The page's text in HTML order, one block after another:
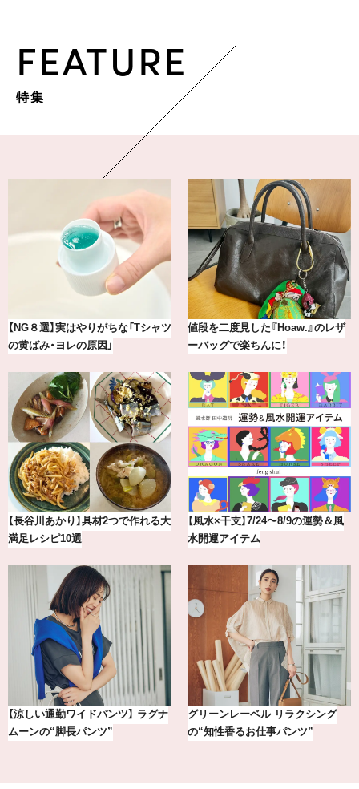
FEATURE
特集
最新版！東京都内のおしゃれな朝活
カフェ＆モーニング9選
冷凍宅配食【nosh-ナッシュ】で叶
える、がんばる私の「がん…
【2026年8月】鏡リュウジの12星座
別占い
気分が上がる「フルラ」のアイウェ
アを「眼鏡市場」で探して。
【BAILA×OMO】ウオズミアミ描き
下ろし！金沢の旅リスト
おしゃれが即決まる！真夏の着こな
し7選【1週間コーデまとめ】